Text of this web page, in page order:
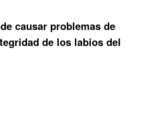
causar problemas de
de los labios del